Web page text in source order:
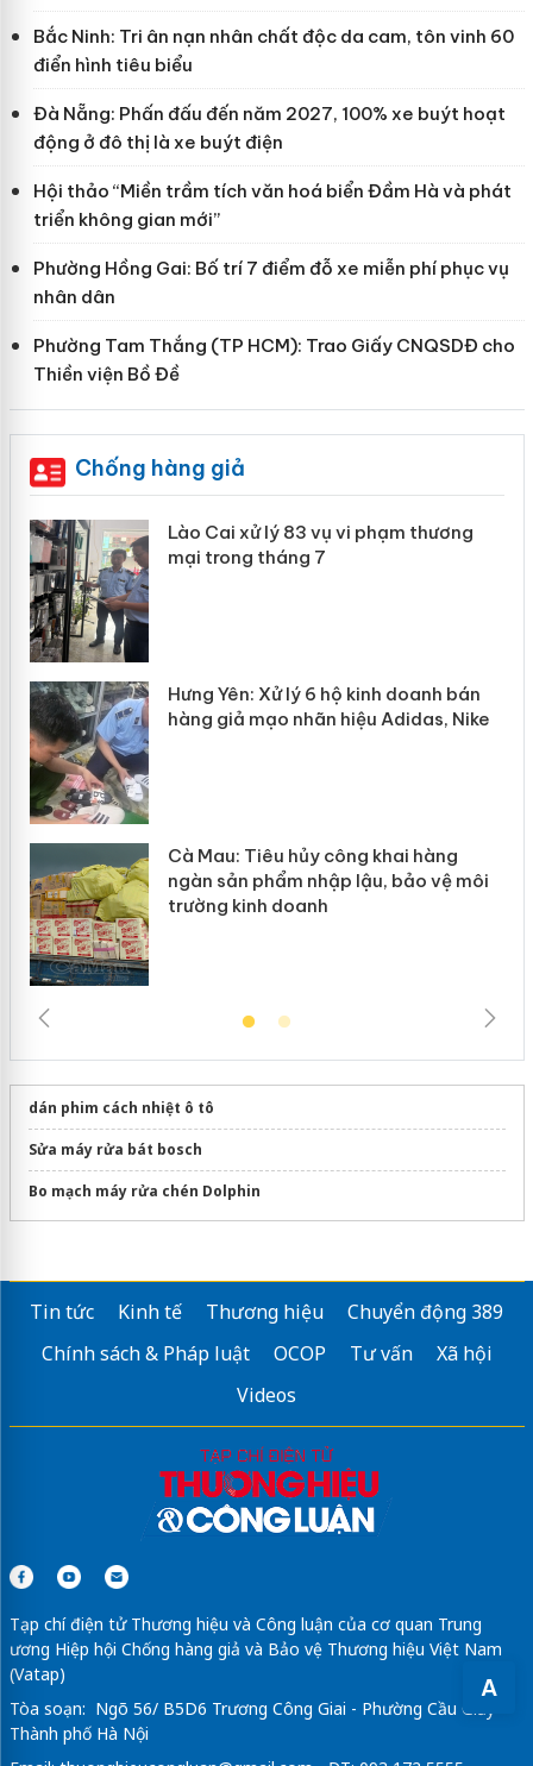
A
Bắc Ninh: Tri ân nạn nhân chất độc da cam, tôn vinh 60
điển hình tiêu biểu
Đà Nẵng: Phấn đấu đến năm 2027, 100% xe buýt hoạt
động ở đô thị là xe buýt điện
Hội thảo “Miền trầm tích văn hoá biển Đầm Hà và phát
triển không gian mới”
Phường Hồng Gai: Bố trí 7 điểm đỗ xe miễn phí phục vụ
nhân dân
Phường Tam Thắng (TP HCM): Trao Giấy CNQSDĐ cho
Thiền viện Bồ Đề
Chống hàng giả
Lào Cai xử lý 83 vụ vi phạm thương
mại trong tháng 7
Hưng Yên: Xử lý 6 hộ kinh doanh bán
hàng giả mạo nhãn hiệu Adidas, Nike
Cà Mau: Tiêu hủy công khai hàng
ngàn sản phẩm nhập lậu, bảo vệ môi
trường kinh doanh
dán phim cách nhiệt ô tô
Sửa máy rửa bát bosch
Bo mạch máy rửa chén Dolphin
Tin tức Kinh tế Thương hiệu
Chuyển động 389
Chính sách & Pháp luật
OCOP Tư vấn
Xã hội
Videos
Tạp chí điện tử Thương hiệu và Công luận của cơ quan Trung
ương Hiệp hội Chống hàng giả và Bảo vệ Thương hiệu Việt Nam
(Vatap)
Tòa soạn: Ngõ 56/ B5D6 Trương Công Giai - Phường Cầu Giấy -
Thành phố Hà Nội